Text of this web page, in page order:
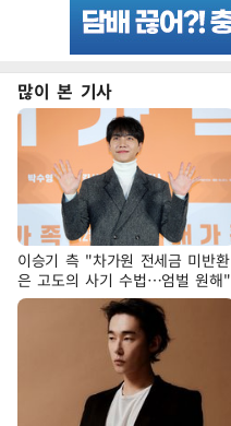
많이 본 기사
이승기 측 "차가원 전세금 미반환
은 고도의 사기 수법…엄벌 원해"